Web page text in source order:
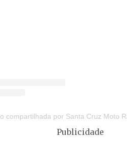
Publicidade